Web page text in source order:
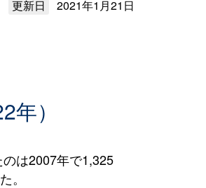
更新日 2021年1月21日
）
は2007年で1,325
。